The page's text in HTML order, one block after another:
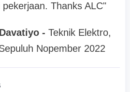
Thanks ALC"
- Teknik Elektro,
Nopember 2022